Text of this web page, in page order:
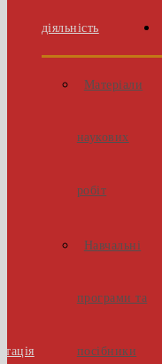
діяльність
Матеріали
наукових
робіт
Навчальні
програми та
посібники